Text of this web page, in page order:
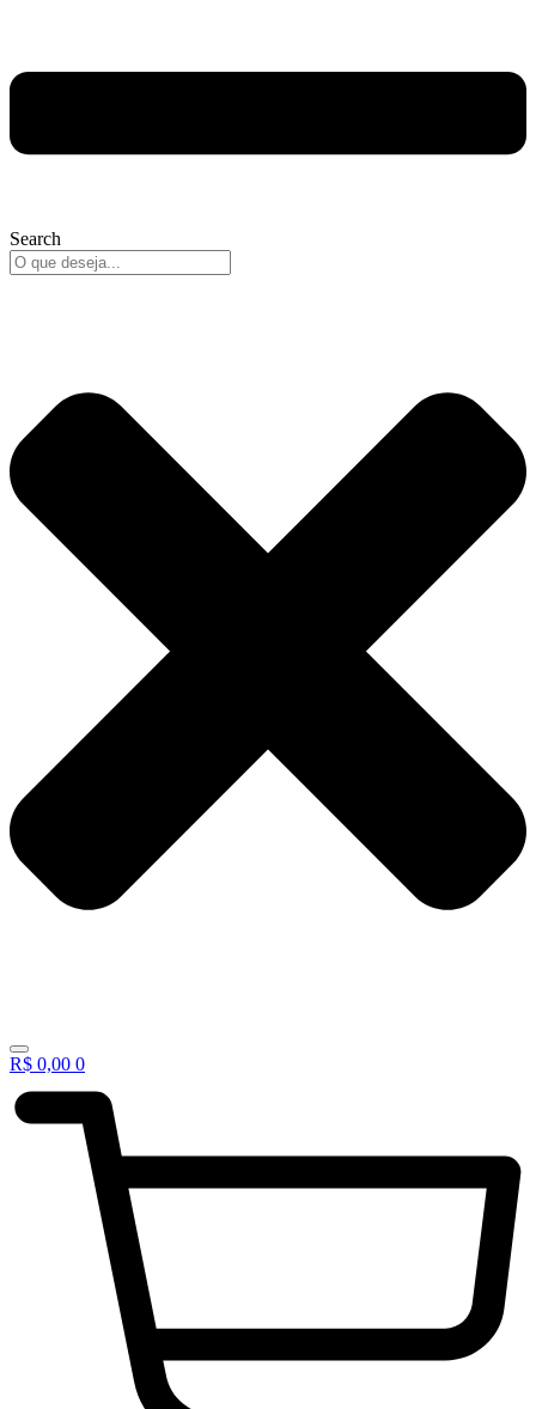
Search
R$ 0,00 0